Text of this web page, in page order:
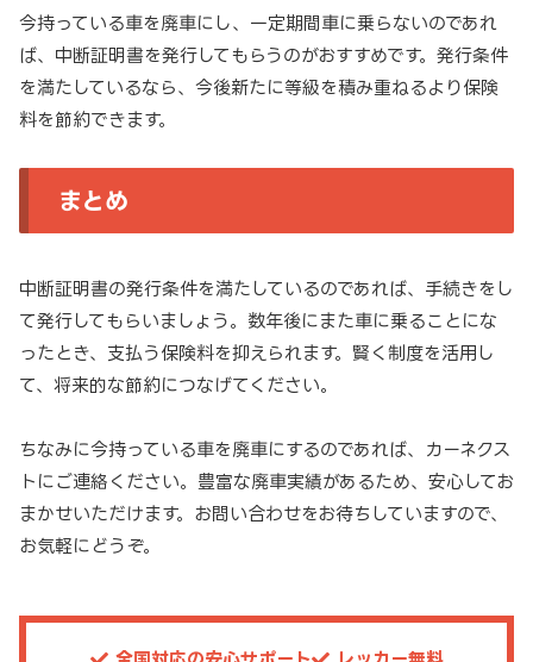
今持っている車を廃車にし、一定期間車に乗らないのであれ
ば、中断証明書を発行してもらうのがおすすめです。発行条件
を満たしているなら、今後新たに等級を積み重ねるより保険
料を節約できます。
まとめ
中断証明書の発行条件を満たしているのであれば、手続きをし
て発行してもらいましょう。数年後にまた車に乗ることにな
ったとき、支払う保険料を抑えられます。賢く制度を活用し
て、将来的な節約につなげてください。
ちなみに今持っている車を廃車にするのであれば、カーネクス
トにご連絡ください。豊富な廃車実績があるため、安心してお
まかせいただけます。お問い合わせをお待ちしていますので、
お気軽にどうぞ。